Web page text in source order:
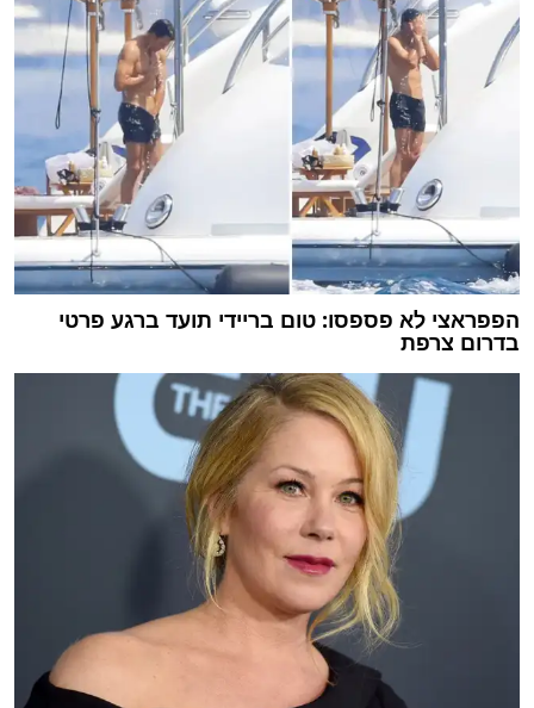
הפפראצי לא פספסו: טום בריידי תועד ברגע פרטי
בדרום צרפת